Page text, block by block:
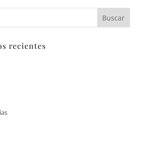
recientes